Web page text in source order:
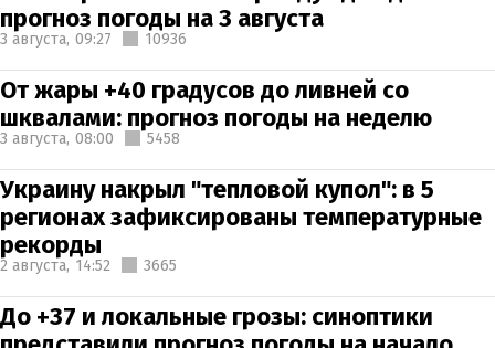
прогноз погоды на 3 августа
3 августа, 09:27 10936
От жары +40 градусов до ливней со
шквалами: прогноз погоды на неделю
3 августа, 08:00 5458
Украину накрыл "тепловой купол": в 5
регионах зафиксированы температурные
рекорды
2 августа, 14:52 3665
До +37 и локальные грозы: синоптики